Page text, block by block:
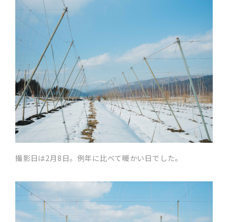
撮影日は2月8日。例年に比べて暖かい日でした。